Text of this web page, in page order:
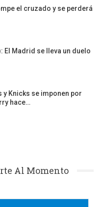
el cruzado y se perderá
El Madrid se lleva un duelo
y Knicks se imponen por
hace…
Al Momento